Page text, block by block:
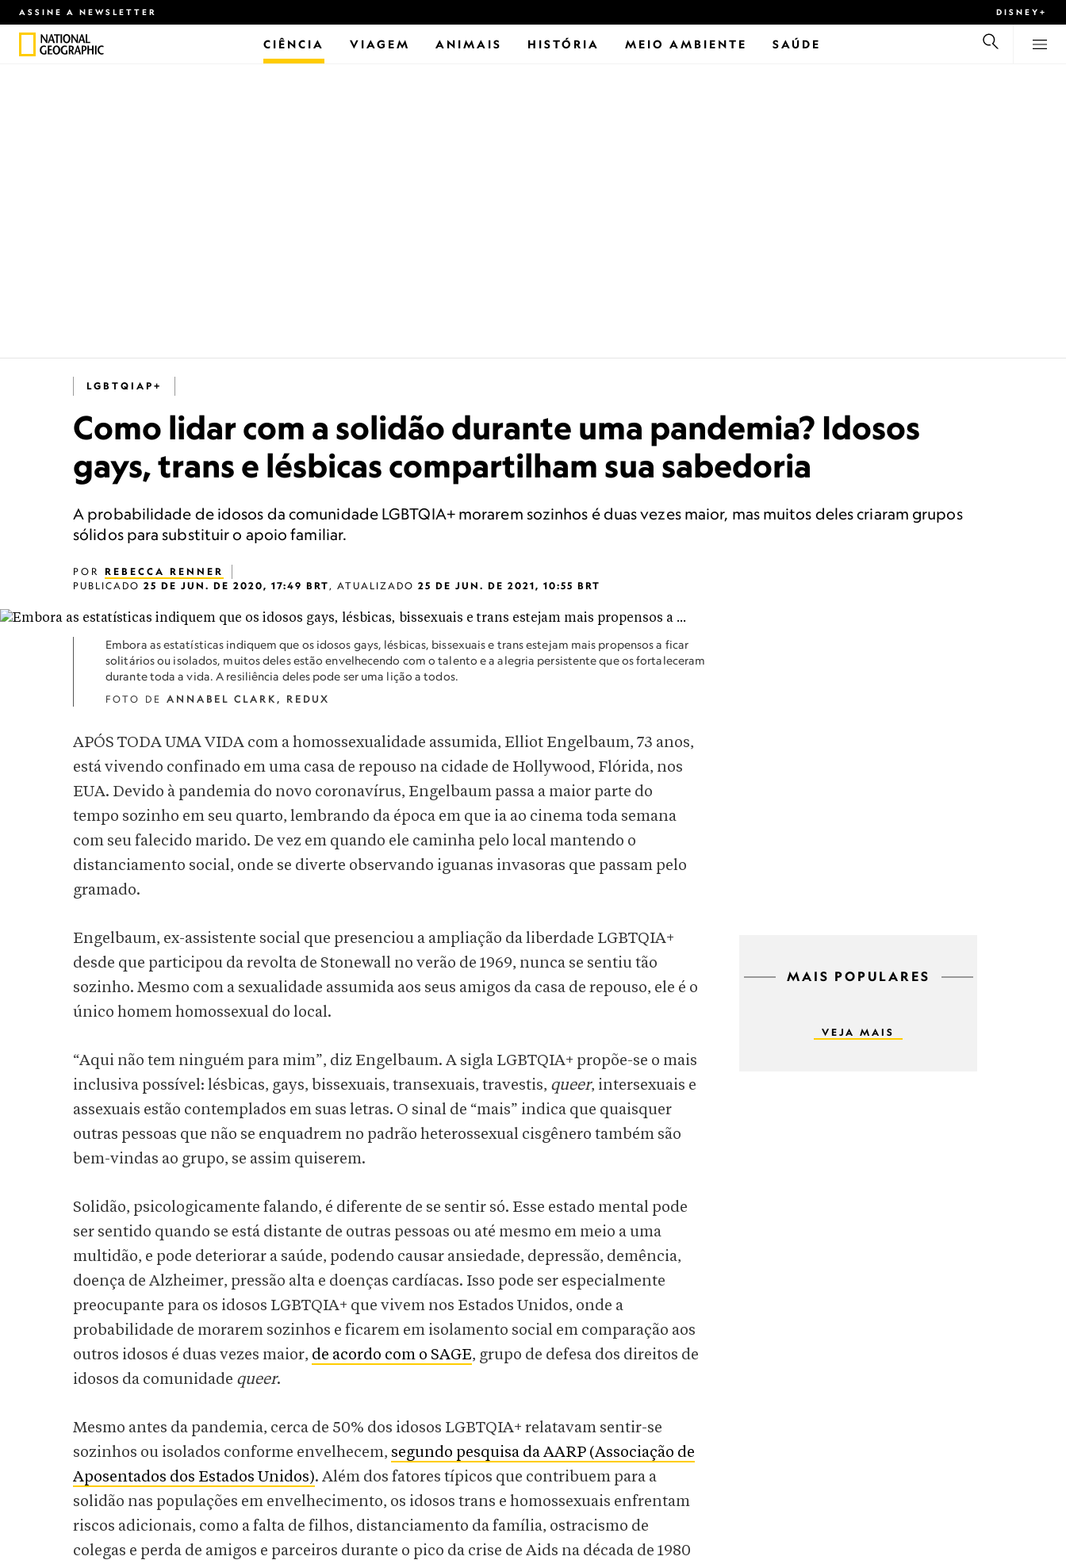
ASSINE A NEWSLETTER DISNEY+
CIÊNCIA VIAGEM ANIMAIS HISTÓRIA MEIO AMBIENTE SAÚDE
LGBTQIAP+
Como lidar com a solidão durante uma pandemia? Idosos
gays, trans e lésbicas compartilham sua sabedoria
A probabilidade de idosos da comunidade LGBTQIA+ morarem sozinhos é duas vezes maior, mas muitos deles criaram grupos
sólidos para substituir o apoio familiar.
POR REBECCA RENNER
PUBLICADO 25 DE JUN. DE 2020, 17:49 BRT, ATUALIZADO 25 DE JUN. DE 2021, 10:55 BRT
Embora as estatísticas indiquem que os idosos gays, lésbicas, bissexuais e trans estejam mais propensos a ficar
solitários ou isolados, muitos deles estão envelhecendo com o talento e a alegria persistente que os fortaleceram
durante toda a vida. A resiliência deles pode ser uma lição a todos.
FOTO DE ANNABEL CLARK, REDUX
APÓS TODA UMA VIDA com a homossexualidade assumida, Elliot Engelbaum, 73 anos,
está vivendo confinado em uma casa de repouso na cidade de Hollywood, Flórida, nos
EUA. Devido à pandemia do novo coronavírus, Engelbaum passa a maior parte do
tempo sozinho em seu quarto, lembrando da época em que ia ao cinema toda semana
com seu falecido marido. De vez em quando ele caminha pelo local mantendo o
distanciamento social, onde se diverte observando iguanas invasoras que passam pelo
gramado.
Engelbaum, ex-assistente social que presenciou a ampliação da liberdade LGBTQIA+
desde que participou da revolta de Stonewall no verão de 1969, nunca se sentiu tão
sozinho. Mesmo com a sexualidade assumida aos seus amigos da casa de repouso, ele é o
único homem homossexual do local.
“Aqui não tem ninguém para mim”, diz Engelbaum. A sigla LGBTQIA+ propõe-se o mais
inclusiva possível: lésbicas, gays, bissexuais, transexuais, travestis, queer, intersexuais e
assexuais estão contemplados em suas letras. O sinal de “mais” indica que quaisquer
outras pessoas que não se enquadrem no padrão heterossexual cisgênero também são
bem-vindas ao grupo, se assim quiserem.
Solidão, psicologicamente falando, é diferente de se sentir só. Esse estado mental pode
ser sentido quando se está distante de outras pessoas ou até mesmo em meio a uma
multidão, e pode deteriorar a saúde, podendo causar ansiedade, depressão, demência,
doença de Alzheimer, pressão alta e doenças cardíacas. Isso pode ser especialmente
preocupante para os idosos LGBTQIA+ que vivem nos Estados Unidos, onde a
probabilidade de morarem sozinhos e ficarem em isolamento social em comparação aos
outros idosos é duas vezes maior, de acordo com o SAGE, grupo de defesa dos direitos de
idosos da comunidade queer.
Mesmo antes da pandemia, cerca de 50% dos idosos LGBTQIA+ relatavam sentir-se
sozinhos ou isolados conforme envelhecem, segundo pesquisa da AARP (Associação de
Aposentados dos Estados Unidos). Além dos fatores típicos que contribuem para a
solidão nas populações em envelhecimento, os idosos trans e homossexuais enfrentam
riscos adicionais, como a falta de filhos, distanciamento da família, ostracismo de
colegas e perda de amigos e parceiros durante o pico da crise de Aids na década de 1980
MAIS POPULARES
VEJA MAIS